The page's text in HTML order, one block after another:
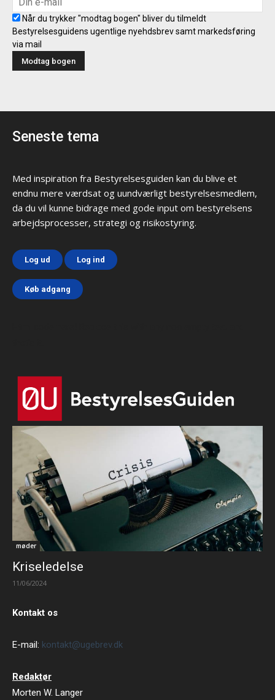
Når du trykker "modtag bogen" bliver du tilmeldt
Bestyrelsesguidens ugentlige nyehdsbrev samt markedsføring
via mail
Seneste tema
Med inspiration fra Bestyrelsesguiden kan du blive et
endnu mere værdsat og uundværligt bestyrelsesmedlem,
da du vil kunne bidrage med gode input om bestyrelsens
arbejdsprocesser, strategi og risikostyring.
Log ud Log ind
Køb adgang
møder
Kriseledelse
11/06/2024
Kontakt os
E-mail: kontakt@ugebrev.dk
Redaktør
Morten W. Langer